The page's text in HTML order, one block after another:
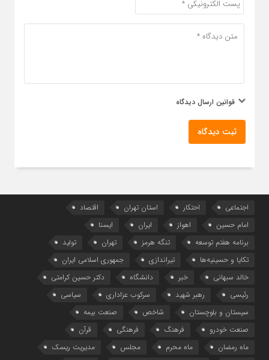
قوانین ارسال دیدگاه
ثبت دیدگاه
اجتماعی احتکار استان تهران
اقتصاد
امام حسین
اهواز ایران
ایسنا
برنامه هفتم توسعه
تنگه هرمز تهران
تولید
تکایا و حسینیه‌ها
تیراندازی
جمهوری اسلامی ایران
خالد سبهانی
خبر دانشگاه
دکتر حسین کرامتی
رئیسی
رهبر شهید سرکوب عزاداری
سیاسی
سیستان و بلوچستان
شاخص
صنعت بیمه
صنعت خودرو
فرهنگ فرهنگی
قرآن
ماه رمضان
ماه محرم مجلس
مدیریت ریسک